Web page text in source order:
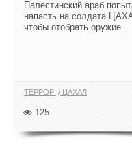
Палестинский араб
напасть на солдата
чтобы отобрать оружие.
ТЕРРОР ЦАХАЛ
125